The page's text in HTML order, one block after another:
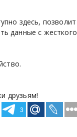
здесь, позволит
данные с жесткого
друзьям!
3